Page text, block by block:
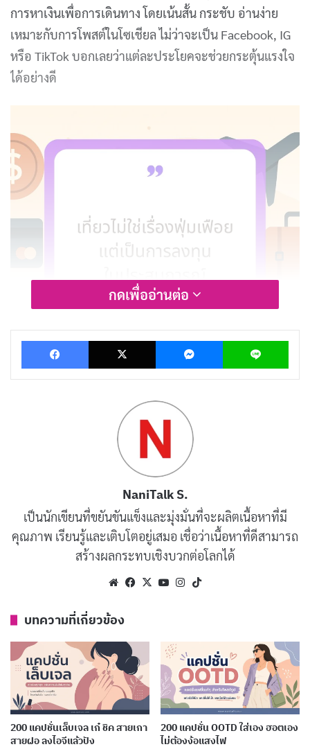
การหาเงินเพื่อการเดินทาง โดยเน้นสั้น กระชับ อ่านง่าย
เหมาะกับการโพสต์ในโซเชียล ไม่ว่าจะเป็น Facebook, IG
หรือ TikTok บอกเลยว่าแต่ละประโยคจะช่วยกระตุ้นแรงใจ
ได้อย่างดี
แคปชั่นหาเงินเที่ยว 2569
เงินเดือนหมื่นนึง แบ่งไว้เที่ยวสองพัน
จากสกิลเล็กๆ สู่เงินใหญ่ๆ สู่เที่ยวจริงๆ คัดลอก
เที่ยวไม่ใช่เรื่องฟุ่มเฟือย แต่เป็นการ
วางแผน 365 วัน เที่ยวสนุก 7 วัน คัดลอก
ก่อนไปเที่ยว ต้องเที่ยวกับการเก็บเงินให้
เป็นก่อน
คัดลอก
กดเพื่ออ่านต่อ
Facebook X Messenger Line
NaniTalk S.
เป็นนักเขียนที่ขยันขันแข็งและมุ่งมั่นที่จะผลิตเนื้อหาที่มี
คุณภาพ เรียนรู้และเติบโตอยู่เสมอ เชื่อว่าเนื้อหาที่ดีสามารถ
สร้างผลกระทบเชิงบวกต่อโลกได้
WebsiteFacebook
X YouTubeInstagram
บทความที่เกี่ยวข้อง
200 แคปชั่นเล็บเจล เก๋ ชิค สายเกา
สายฝอ ลงไอจีแล้วปัง
200 แคปชั่น OOTD ใส่เอง ฮอตเอง
ไม่ต้องง้อแสงไฟ